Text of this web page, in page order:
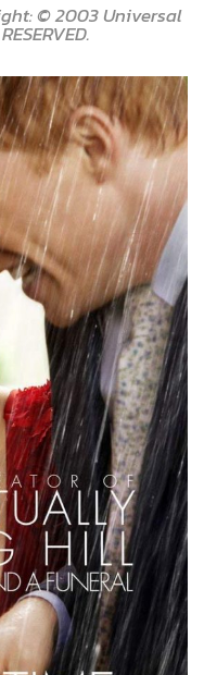
© 2003 Universal